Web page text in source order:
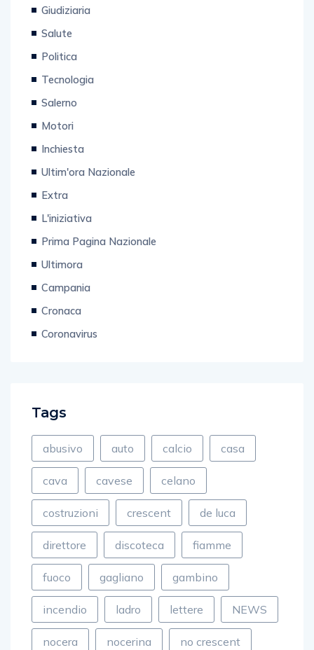
Giudiziaria
Salute
Politica
Tecnologia
Salerno
Motori
Inchiesta
Ultim'ora Nazionale
Extra
L'iniziativa
Prima Pagina Nazionale
Ultimora
Campania
Cronaca
Coronavirus
Tags
abusivo auto calcio casa
cava cavese celano
costruzioni crescent de luca
direttore discoteca fiamme
fuoco gagliano gambino
incendio ladro lettere NEWS
nocera nocerina no crescent